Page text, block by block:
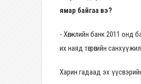
ямар байгаа вэ?
- Хөгжлийн банк 2011 онд
их наяд төгрөгийн
Харин гадаад эх